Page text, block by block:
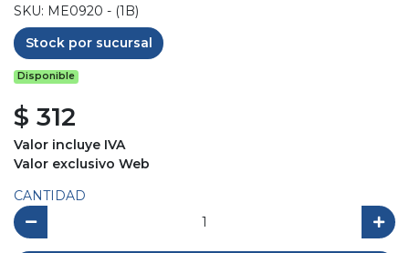
SKU: ME0920 - (1B)
Stock por sucursal
Disponible
$ 312
Valor incluye IVA
Valor exclusivo Web
CANTIDAD